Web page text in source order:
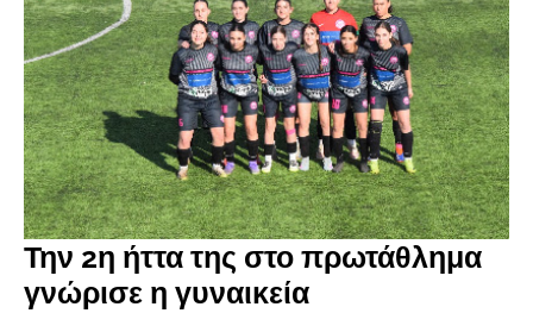
Την 2η ήττα της στο πρωτάθλημα
γνώρισε η γυναικεία